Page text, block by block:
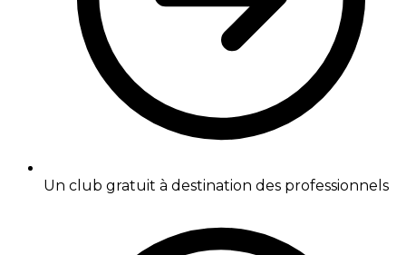
Un club gratuit à destination des professionnels